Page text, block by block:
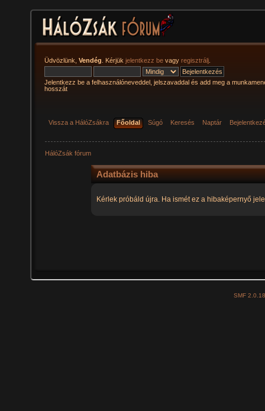
Üdvözlünk, Vendég . Kérjük jelentkezz be vagy regisztrálj
Jelentkezz be a felhasználóneveddel, jelszavaddal és add meg a
hosszát
Vissza a HálóZsákra Főoldal Súgó Keresés Naptár
HálóZsák fórum
Adatbázis hiba
Kérlek próbáld újra. Ha ismét ez a hibaképernyő
SMF 2.0.18